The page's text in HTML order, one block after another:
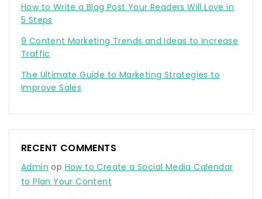
How to Write a Blog Post Your Readers Will Love in
5 Steps
9 Content Marketing Trends and Ideas to Increase
Traffic
The Ultimate Guide to Marketing Strategies to
Improve Sales
RECENT COMMENTS
Admin op How to Create a Social Media Calendar
to Plan Your Content